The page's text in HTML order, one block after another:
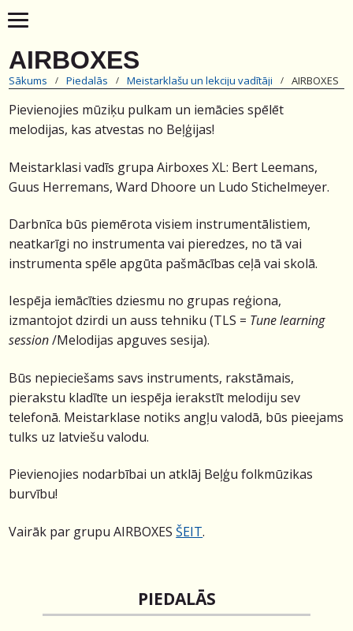
AIRBOXES
Sākums Piedalās Meistarklašu un lekciju vadītāji AIRBOXES
Pievienojies mūziķu pulkam un iemācies spēlēt
melodijas, kas atvestas no Beļģijas!
Meistarklasi vadīs grupa Airboxes XL: Bert Leemans,
Guus Herremans, Ward Dhoore un Ludo Stichelmeyer.
Darbnīca būs piemērota visiem instrumentālistiem,
neatkarīgi no instrumenta vai pieredzes, no tā vai
instrumenta spēle apgūta pašmācības ceļā vai skolā.
Iespēja iemācīties dziesmu no grupas reģiona,
izmantojot dzirdi un auss tehniku (TLS = Tune learning
session/Melodijas apguves sesija).
Būs nepieciešams savs instruments, rakstāmais,
pierakstu kladīte un iespēja ierakstīt melodiju sev
telefonā. Meistarklase notiks angļu valodā, būs pieejams
tulks uz latviešu valodu.
Pievienojies nodarbībai un atklāj Beļģu folkmūzikas
burvību!
Vairāk par grupu AIRBOXESŠEIT.
PIEDALĀS